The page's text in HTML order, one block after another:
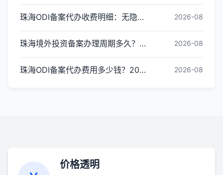
珠海ODI备案代办收费明细：无隐形消费更透明 2026-08
珠海境外投资备案办理周期多久？ODI备案下证时间 2026-08
珠海ODI备案代办费用多少钱？2026最新收费标准 2026-08
价格透明